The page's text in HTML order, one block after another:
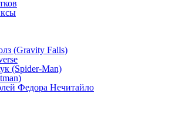
(Gravity Falls)
(Spider-Man)
Федора Нечитайло